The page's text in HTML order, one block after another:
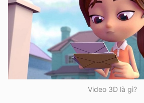
Video 3D là gì?